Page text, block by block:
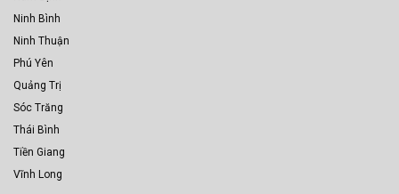
Ninh Bình
Ninh Thuận
Phú Yên
Quảng Trị
Sóc Trăng
Thái Bình
Tiền Giang
Vĩnh Long